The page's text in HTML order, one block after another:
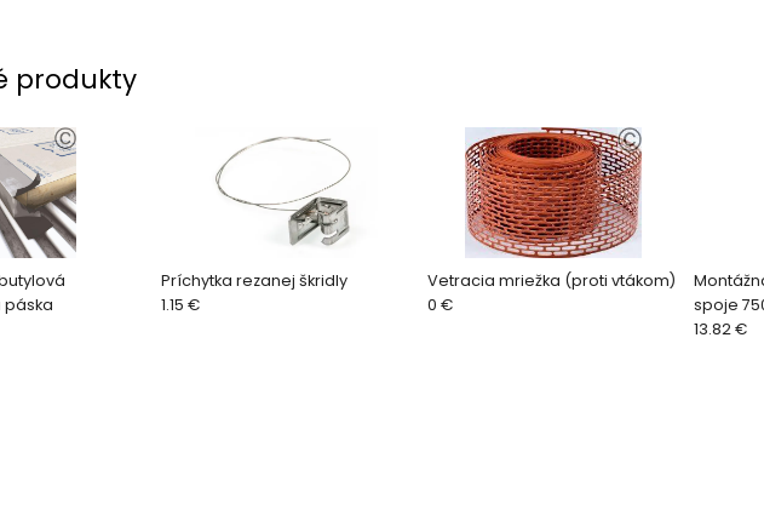
produkty
Príchytka rezanej škridly
1.15 €
Vetracia mriežka (proti vtákom)
0 €
spoje
13.82 €